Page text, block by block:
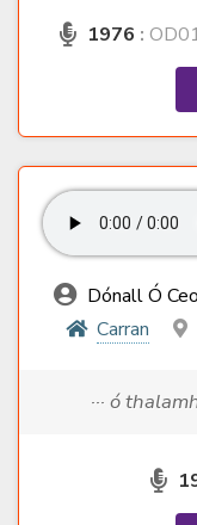
1976 :
Dónall Ó
Carran
··· ó